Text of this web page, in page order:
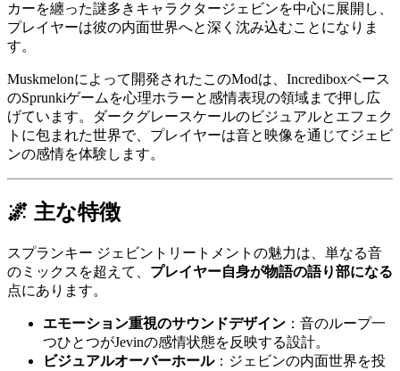
カーを纏った謎多きキャラクタージェビンを中心に展開し、
プレイヤーは彼の内面世界へと深く沈み込むことになりま
す。
Muskmelonによって開発されたこのModは、Incrediboxベース
のSprunkiゲームを心理ホラーと感情表現の領域まで押し広
げています。ダークグレースケールのビジュアルとエフェク
トに包まれた世界で、プレイヤーは音と映像を通じてジェビ
ンの感情を体験します。
🌌 主な特徴
スプランキー ジェビントリートメントの魅力は、単なる音
のミックスを超えて、 プレイヤー自身が物語の語り部になる
点にあります。
エモーション重視のサウンドデザイン ：音のループ一
つひとつがJevinの感情状態を反映する設計。
ビジュアルオーバーホール：ジェビンの内面世界を投